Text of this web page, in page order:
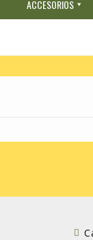
ACCESORIOS